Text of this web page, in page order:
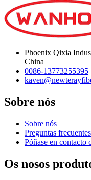
Phoenix Qixia
China
0086-13773255395
Sobre nós
Sobre nós
Preguntas frecuentes
Póñase en contacto
Os nosos